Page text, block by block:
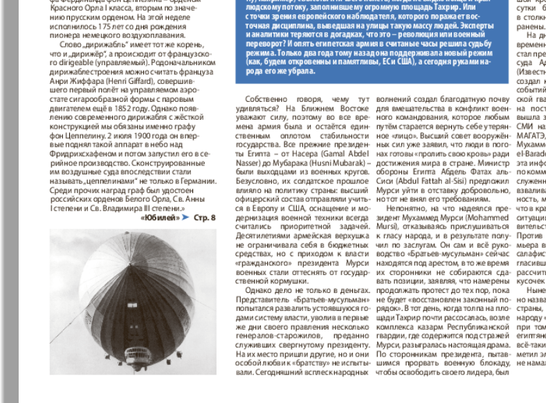
Еврейская газета
Еврейская
панорама
Европа экспресс
Закон и люди
Зарубежные
записки
Здоровье
Изюм iDEAL Карьера
Клан КП в Европе Крот в Германии
Kulinar TV Kurorte aktuell LDK по-русски
Мила
Мир отдыха и
здоровья
Мюнхен-сити
Наша марка Наше Турбюро Нескучная газета